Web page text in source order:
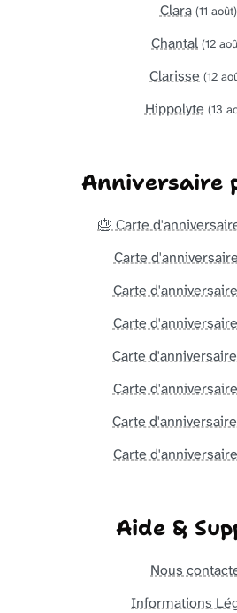
Clara (11 août)
Chantal (12
Clarisse (12
Hippolyte (13
Anniversaire
🎂 Carte
Carte
Carte
Carte
Carte
Carte
Carte
Carte
Aide &
Nous
Informations